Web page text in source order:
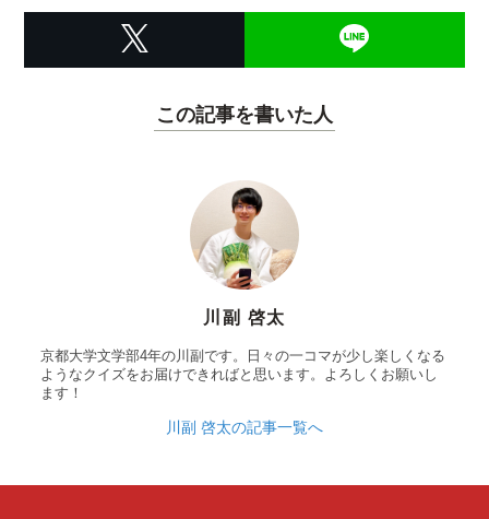
この記事を書いた人
川副 啓太
京都大学文学部4年の川副です。日々の一コマが少し楽しくなる
ようなクイズをお届けできればと思います。よろしくお願いし
ます！
川副 啓太の記事一覧へ